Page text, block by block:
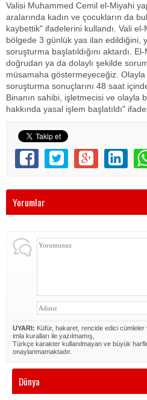
Valisi Muhammed Cemil el-Miyahi
aralarında kadın ve çocukların da
kaybettik" ifadelerini kullandı. Vali
bölgede 3 günlük yas ilan edildiğini,
soruşturma başlatıldığını aktardı.
doğrudan ya da dolaylı şekilde
müsamaha göstermeyeceğiz.
soruşturma sonuçlarını 48 saat
Binanın sahibi, işletmecisi ve olayla
hakkında yasal işlem başlatıldı"
Yorumlar
UYARI: Küfür, hakaret, rencide edici cümleler
imla kuralları ile yazılmamış,
Türkçe karakter kullanılmayan ve büyük
onaylanmamaktadır.
Dünya